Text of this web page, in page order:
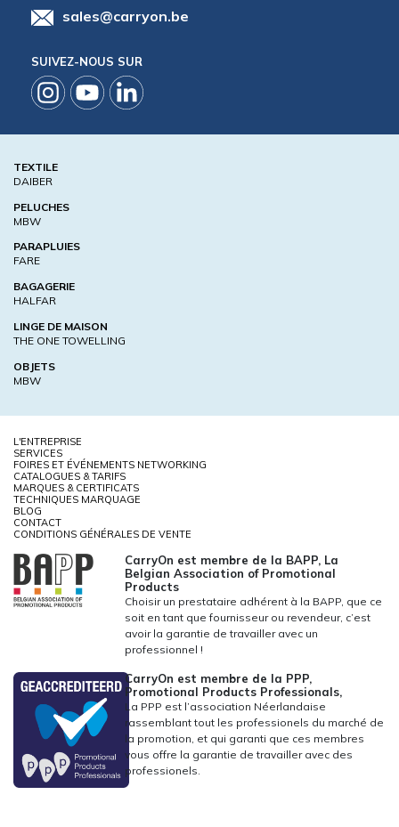
sales@carryon.be
SUIVEZ-NOUS SUR
TEXTILE
DAIBER
PELUCHES
MBW
PARAPLUIES
FARE
BAGAGERIE
HALFAR
LINGE DE MAISON
THE ONE TOWELLING
OBJETS
MBW
L'ENTREPRISE
SERVICES
FOIRES ET ÉVÉNEMENTS NETWORKING
CATALOGUES & TARIFS
MARQUES & CERTIFICATS
TECHNIQUES MARQUAGE
BLOG
CONTACT
CONDITIONS GÉNÉRALES DE VENTE
CarryOn est membre de la BAPP, La
Belgian Association of Promotional
Products
Choisir un prestataire adhérent à la BAPP, que ce
soit en tant que fournisseur ou revendeur, c’est
avoir la garantie de travailler avec un
professionnel !
CarryOn est membre de la PPP,
Promotional Products Professionals,
La PPP est l’association Néerlandaise
rassemblant tout les professionels du marché de
la promotion, et qui garanti que ces membres
vous offre la garantie de travailler avec des
professionels.